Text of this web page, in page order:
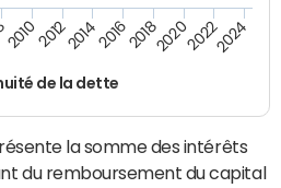
de la dette
20102012201420162018202020222024
la somme des intérêts
du remboursement du capital